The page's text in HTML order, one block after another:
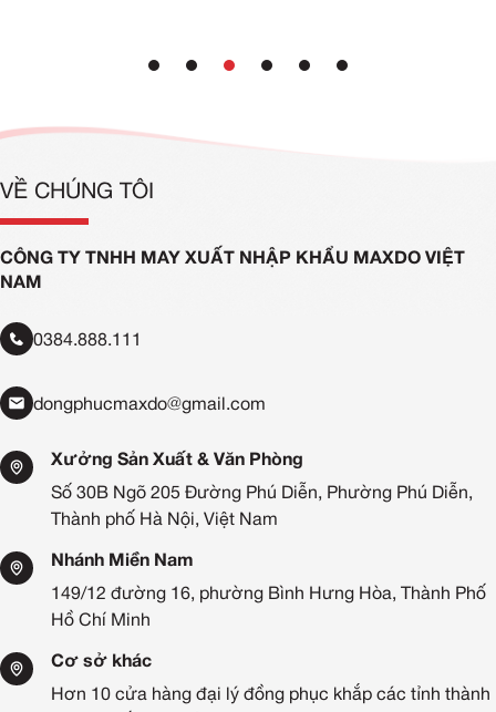
VỀ CHÚNG TÔI
CÔNG TY TNHH MAY XUẤT NHẬP KHẨU MAXDO VIỆT
NAM
0384.888.111
dongphucmaxdo@gmail.com
Xưởng Sản Xuất & Văn Phòng
Số 30B Ngõ 205 Đường Phú Diễn, Phường Phú Diễn,
Thành phố Hà Nội, Việt Nam
Nhánh Miền Nam
149/12 đường 16, phường Bình Hưng Hòa, Thành Phố
Hồ Chí Minh
Cơ sở khác
Hơn 10 cửa hàng đại lý đồng phục khắp các tỉnh thành